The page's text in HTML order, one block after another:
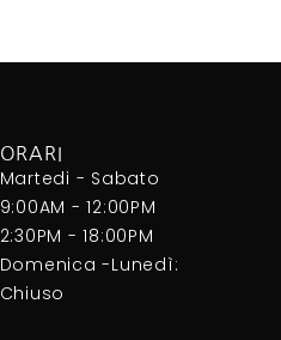
ORARI
Martedi - Sabato
9:00AM - 12:00PM
2:30PM - 18:00PM
Domenica -Lunedì:
Chiuso